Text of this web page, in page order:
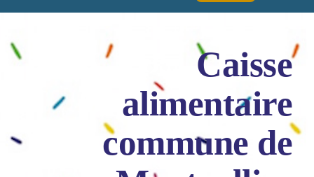
Caisse
alimentaire
commune de